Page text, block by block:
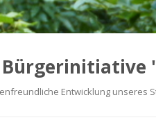
Entwicklung unseres